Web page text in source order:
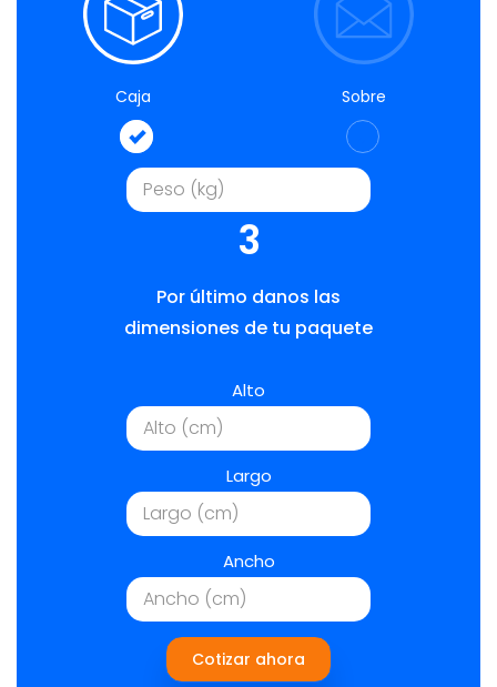
Caja Sobre
3
Por último danos las
dimensiones de tu paquete
Alto
Largo
Ancho
Cotizar ahora